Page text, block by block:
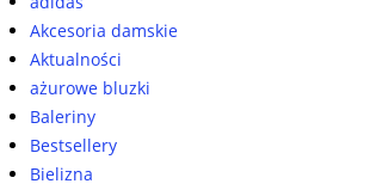
Akcesoria damskie
Aktualności
ażurowe bluzki
Baleriny
Bestsellery
Bielizna